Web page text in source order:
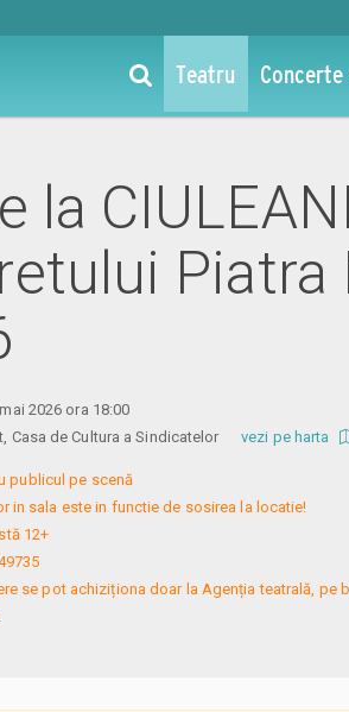
Teatru
la
Piatra
2026 ora 18:00
Casa de Cultura a Sindicatelorvezi pe harta
publicul pe scenă
in sala este in functie de sosirea la locatie!
12+
se pot achiziționa doar la Agenția teatrală,